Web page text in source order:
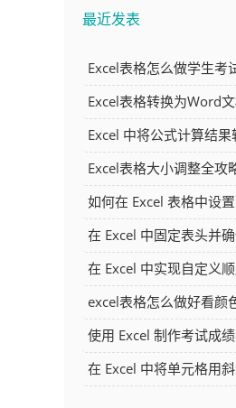
最近发表
Excel表格怎么做学生考
Excel表格转换为Word
解析
Excel 中将公式计算结
字的多种方法
Excel表格大小调整全攻
如何在 Excel 表格中设
容
在 Excel 中固定表头并
时都显示表头的方法详解
在 Excel 中实现自定义
面指南
excel表格怎么做好看颜
使用 Excel 制作考试成
骤及技巧
在 Excel 中将单元格用